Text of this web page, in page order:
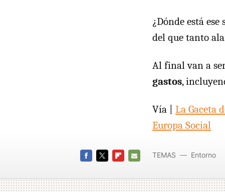
¿Dónde está
del que tanto
Al final van a
gastos,
Vía | La Gaceta
Europa Social
MAIL
TEMAS Entorno